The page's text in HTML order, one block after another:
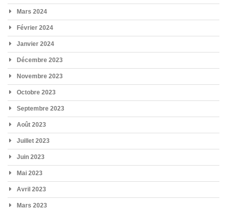
Mars 2024
Février 2024
Janvier 2024
Décembre 2023
Novembre 2023
Octobre 2023
Septembre 2023
Août 2023
Juillet 2023
Juin 2023
Mai 2023
Avril 2023
Mars 2023